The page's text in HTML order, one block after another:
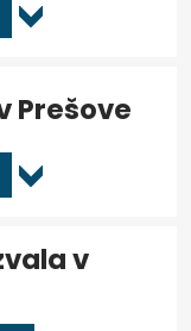
Prešove
v